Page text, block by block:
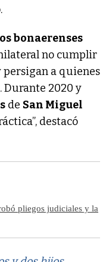
bonaerenses
no cumplir
persigan a quienes
. Durante 2020 y
de San Miguel
destacó
pliegos judiciales y la